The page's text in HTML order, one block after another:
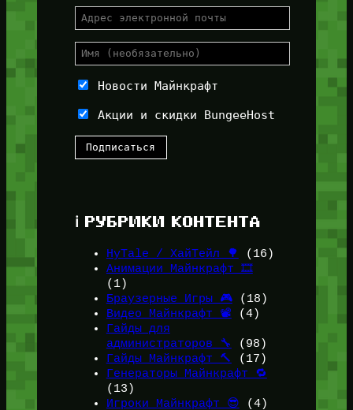
Новости Майнкрафт
Акции и скидки BungeeHost
ℹ️ РУБРИКИ КОНТЕНТА
HyTale / ХайТейл 🌳
(16)
Анимации Майнкрафт 🎞️
(1)
Браузерные Игры 🎮(18)
Видео Майнкрафт 📽️ (4)
Гайды для
администраторов 🔧
(98)
Гайды Майнкрафт 🔨
(17)
Генераторы Майнкрафт 🔁
(13)
Игроки Майнкрафт 😎 (4)